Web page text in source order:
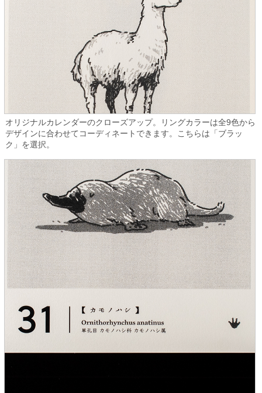
オリジナルカレンダーのクローズアップ。リングカラーは全9色から
デザインに合わせてコーディネートできます。こちらは「ブラッ
ク」を選択。